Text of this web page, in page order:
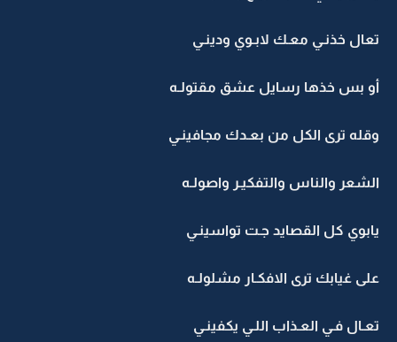
تعال خذنـي معـك لابـوي ودينـي
أو بس خذها رسايل عشق مقتولـه
وقله ترى الكل من بعـدك مجافينـي
الشعر والناس والتفكيـر واصولـه
يابوي كل القصايد جـت تواسينـي
على غيابك ترى الافكـار مشلولـه
تعـال فـي العـذاب اللـي يكفينـي